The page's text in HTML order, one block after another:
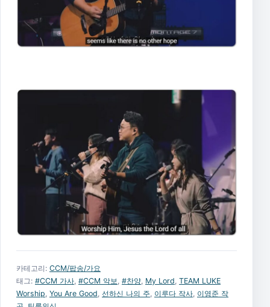
카테고리: CCM/팝송/가요
태그: #CCM 가사 #CCM 악보 #찬양 My Lord TEAM LUKE
Worship You Are Good 선하신 나의 주 이루다 작사 이영준 작